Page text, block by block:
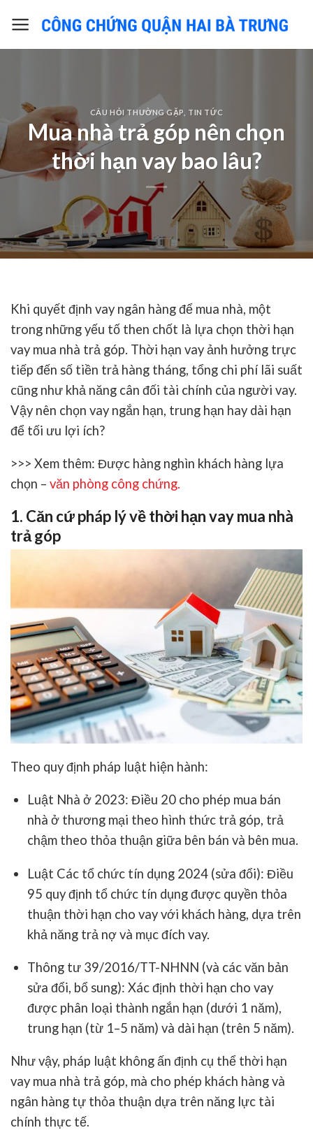
CÂU HỎI THƯỜNG GẶP TIN TỨC
Mua nhà trả góp nên chọn
thời hạn vay bao lâu?
Khi quyết định vay ngân hàng để mua nhà, một
trong những yếu tố then chốt là lựa chọn thời hạn
vay mua nhà trả góp. Thời hạn vay ảnh hưởng trực
tiếp đến số tiền trả hàng tháng, tổng chi phí lãi suất
cũng như khả năng cân đối tài chính của người vay.
Vậy nên chọn vay ngắn hạn, trung hạn hay dài hạn
để tối ưu lợi ích?
>>> Xem thêm: Được hàng nghìn khách hàng lựa
chọn – văn phòng công chứng.
1. Căn cứ pháp lý về thời hạn vay mua nhà
trả góp
Theo quy định pháp luật hiện hành:
Luật Nhà ở 2023: Điều 20 cho phép mua bán
nhà ở thương mại theo hình thức trả góp, trả
chậm theo thỏa thuận giữa bên bán và bên mua.
Luật Các tổ chức tín dụng 2024 (sửa đổi): Điều
95 quy định tổ chức tín dụng được quyền thỏa
thuận thời hạn cho vay với khách hàng, dựa trên
khả năng trả nợ và mục đích vay.
Thông tư 39/2016/TT-NHNN (và các văn bản
sửa đổi, bổ sung): Xác định thời hạn cho vay
được phân loại thành ngắn hạn (dưới 1 năm),
trung hạn (từ 1–5 năm) và dài hạn (trên 5 năm).
Như vậy, pháp luật không ấn định cụ thể thời hạn
vay mua nhà trả góp, mà cho phép khách hàng và
ngân hàng tự thỏa thuận dựa trên năng lực tài
chính thực tế.